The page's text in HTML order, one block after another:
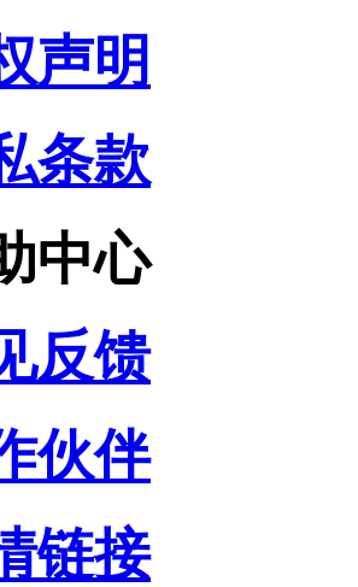
声明
条款
中心
反馈
伙伴
链接